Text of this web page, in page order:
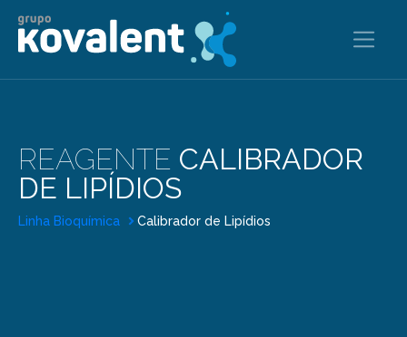
REAGENTE CALIBRADOR
DE LIPÍDIOS
Linha Bioquímica Calibrador de Lipídios